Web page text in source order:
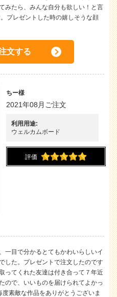
みたら、みんな自分も欲しい！と言
プレゼントした時の嬉しそうな顔
文する
ちー様
2021年08月ご注文
利用用途:
ウェルカムボード
評価
一目で分かるとてもかわいらしいイ
した。プレゼントで注文したのです
ってくれた友達は付き合って７年近
ので、いいものを届けられてよかっ
素敵な作品をありがとうございま